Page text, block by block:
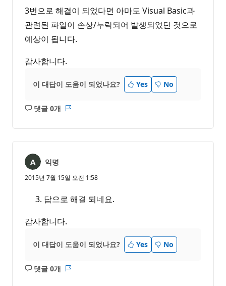
3번으로 해결이 되었다면 아마도 Visual Basic과
관련된 파일이 손상/누락되어 발생되었던 것으로
예상이 됩니다.
감사합니다.
이 대답이 도움이 되었나요? Yes No
댓글 0개
설
음
익명
2015년 7월 15일 오전 1:58
답으로 해결 되네요.
감사합니다.
이 대답이 도움이 되었나요? Yes No
댓글 0개
설